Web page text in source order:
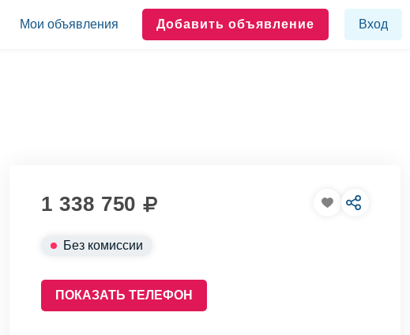
Мои объявления Добавить объявление Вход
1 338 750
Без комиссии
ПОКАЗАТЬ ТЕЛЕФОН